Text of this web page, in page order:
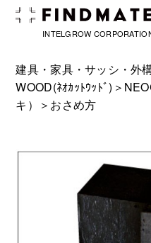
INTELGROW
建具・家具・サッシ・外
WOOD(ﾈｵｶｯﾄｳｯﾄﾞ) ＞
キ）
＞おさめ方